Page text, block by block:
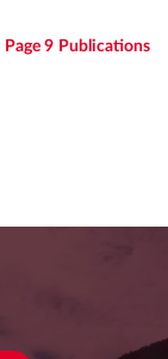
Page 9 Publications